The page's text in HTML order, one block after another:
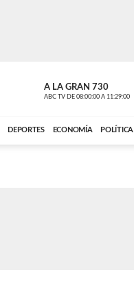
A LA GRAN 730
ABC TV DE 08:00:00 A 11:29:00
DEPORTES ECONOMÍA POLÍTICA